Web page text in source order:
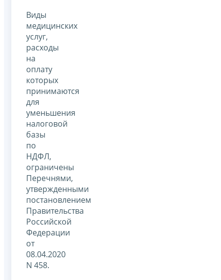
Виды
медицинских
услуг,
расходы
на
оплату
которых
принимаются
для
уменьшения
налоговой
базы
по
НДФЛ,
ограничены
Перечнями,
утвержденными
постановлением
Правительства
Российской
Федерации
от
08.04.2020
N 458.